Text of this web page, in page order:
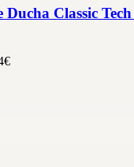
Ducha Classic